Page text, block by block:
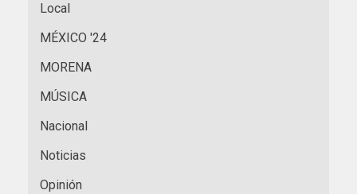
Local
MÉXICO '24
MORENA
MÚSICA
Nacional
Noticias
Opinión